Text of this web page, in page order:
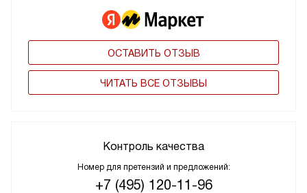
ОСТАВИТЬ ОТЗЫВ
ЧИТАТЬ ВСЕ ОТЗЫВЫ
Контроль качества
Номер для претензий и предложений:
+7 (495) 120-11-96